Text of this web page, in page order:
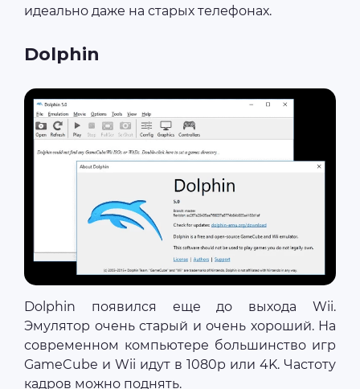
идеально даже на старых телефонах.
Dolphin
Dolphin появился еще до выхода Wii.
Эмулятор очень старый и очень хороший. На
современном компьютере большинство игр
GameCube и Wii идут в 1080p или 4K. Частоту
кадров можно поднять.